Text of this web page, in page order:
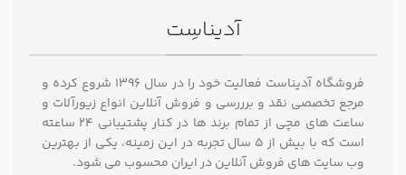
آدیناسِت
فروشگاه آدیناست فعالیت خود را در سال ۱۳۹۶ شروع کرده و
مرجع تخصصی نقد و برررسی و فروش آنلاین انواع زیورآلات و
ساعت های مچی از تمام برند ها در کنار پشتیبانی ۲۴ ساعته
است که با بیش از 5 سال تجربه در این زمینه، یکی از بهترین
وب سایت های فروش آنلاین در ایران محسوب می شود.